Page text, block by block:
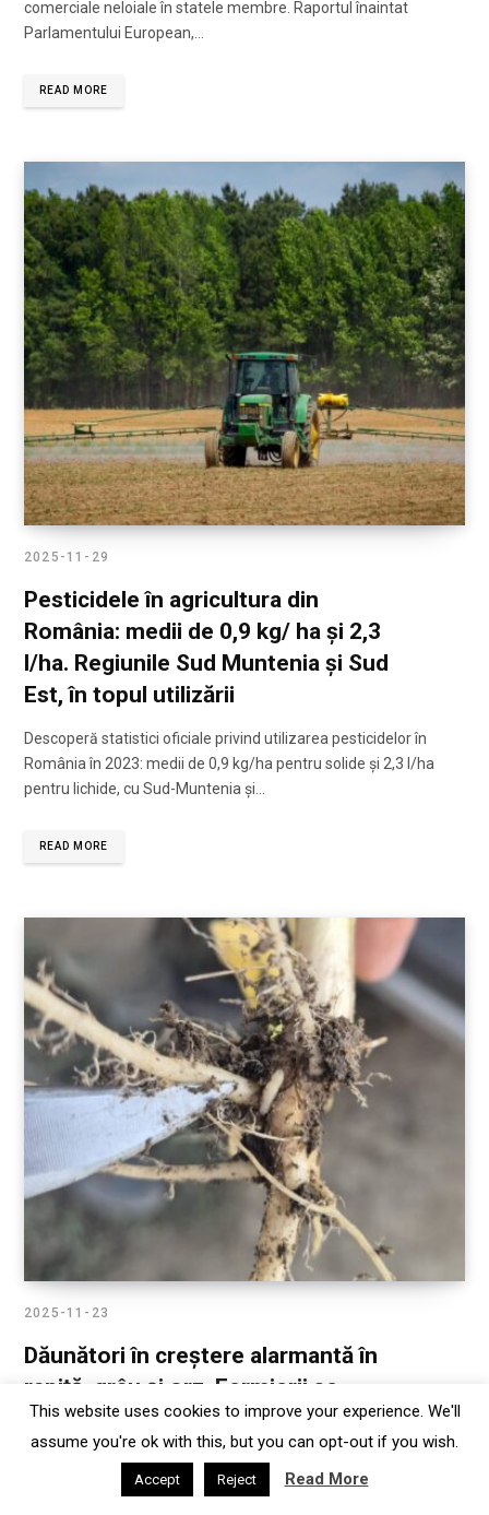
comerciale neloiale în statele membre. Raportul înaintat
Parlamentului European,…
READ MORE
2025-11-29
Pesticidele în agricultura din
România: medii de 0,9 kg/ ha și 2,3
l/ha. Regiunile Sud Muntenia și Sud
Est, în topul utilizării
Descoperă statistici oficiale privind utilizarea pesticidelor în
România în 2023: medii de 0,9 kg/ha pentru solide și 2,3 l/ha
pentru lichide, cu Sud-Muntenia și…
READ MORE
2025-11-23
Dăunători în creștere alarmantă în
rapiță, grâu și orz. Fermierii se
confruntă cu pierderi timpurii în
lipsa tratamentelor la sămânță –
This website uses cookies to improve your experience. We'll
assume you're ok with this, but you can opt-out if you wish.
Accept Reject Read More